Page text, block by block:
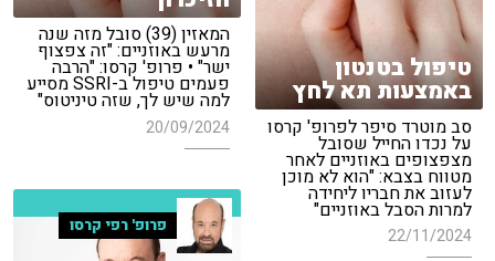
טיפול בטנטון
באמצעות תא לחץ
סב מוטרד סיפר לפרופ' קרסו
על נכדו החייל שסובל
מצפצופים באוזניים לאחר
מטווח בצבא: "הוא לא מוכן
לעזוב את חבריו ליחידה
למרות הסבל באוזניים"
22/11/2024
המאזין (39) סובל מזה שנה
מרעש באוזניים: "זה צפצוף
ישר" • פרופ' קרסו: "הרבה
פעמים טיפול ב-SSRI מסייע
למה שיש לך, שזה טיניטוס"
20/09/2024
פרופ' רפי קרסו